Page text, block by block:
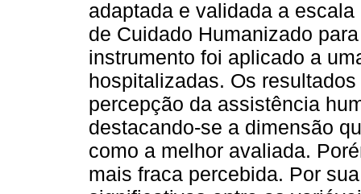
adaptada e validada a
de Cuidado Humanizado
instrumento foi aplicado a
hospitalizadas. Os
percepção da assistência
destacando-se a dimensão
como a melhor avaliada.
mais fraca percebida. Por